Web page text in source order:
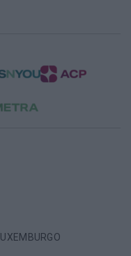
LUXEMBURGO